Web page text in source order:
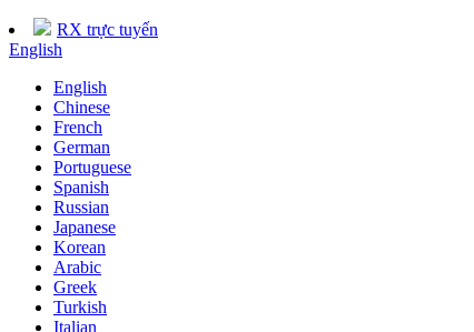
RX trực tuyến
English
English
Chinese
French
German
Portuguese
Spanish
Russian
Japanese
Korean
Arabic
Greek
Turkish
Italian